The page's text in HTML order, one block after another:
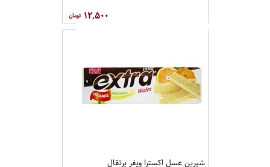
۱۲,۵۰۰
شیرین عسل اکسترا ویفر پرتقال